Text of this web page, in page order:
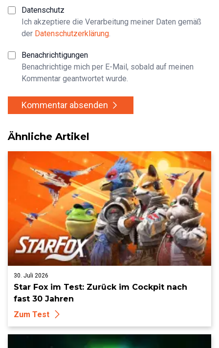
Datenschutz
Ich akzeptiere die Verarbeitung meiner Daten gemäß
der Datenschutzerklärung
Benachrichtigungen
Benachrichtige mich per E-Mail, sobald auf meinen
Kommentar geantwortet wurde.
Kommentar absenden
Ähnliche Artikel
30. Juli 2026
Star Fox im Test: Zurück im Cockpit nach
fast 30 Jahren
Zum Test